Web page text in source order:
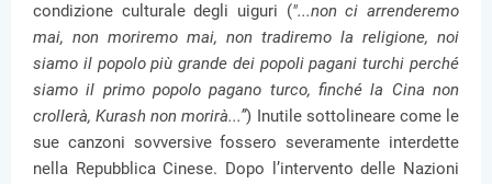
condizione culturale degli uiguri ("...non ci arrenderemo
mai, non moriremo mai, non tradiremo la religione, noi
siamo il popolo più grande dei popoli pagani turchi perché
siamo il primo popolo pagano turco, finché la Cina non
crollerà, Kurash non morirà...”) Inutile sottolineare come le
sue canzoni sovversive fossero severamente interdette
nella Repubblica Cinese. Dopo l’intervento delle Nazioni